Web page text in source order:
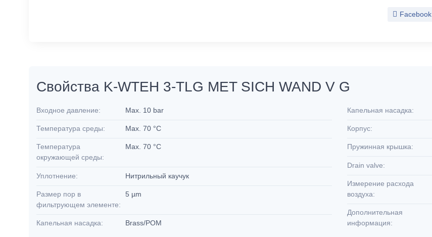
Facebook
Свойства K-WTEH 3-TLG MET SICH WAND V G
Входное давление: Max. 10 bar
Температура среды: Max. 70 °C
Температура
окружающей среды:
Max. 70 °C
Уплотнение: Нитрильный каучук
Размер пор в
фильтрующем элементе:
5 µm
Капельная насадка: Brass/POM
Капельная насадка:
Корпус:
Пружинная крышка:
Drain valve:
Измерение расхода
воздуха:
Дополнительная
информация: